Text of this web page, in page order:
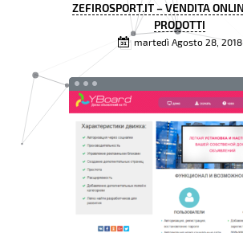
ZEFIROSPORT.IT – VENDITA
PRODOTTI
martedì Agosto 28, 2018